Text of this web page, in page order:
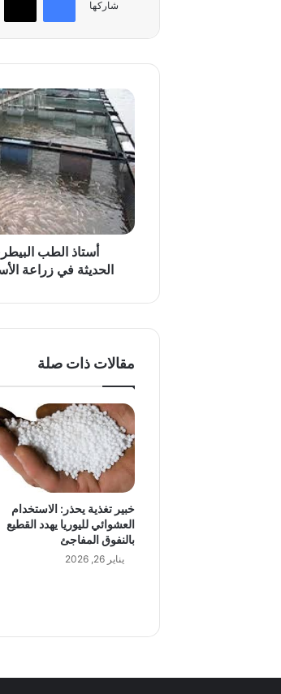
شاركها
أستاذ
الطب
البيطري
يوضح
النظم
الحديثة
في
زراعة
الأسماك
الإنتاج
أستاذ الطب
الحديثة في زراعة
مقالات ذات صلة
خبير تغذية يحذر: الاستخدام
العشوائي لليوريا يهدد القطيع
بالنفوق المفاجئ
يناير 26, 2026